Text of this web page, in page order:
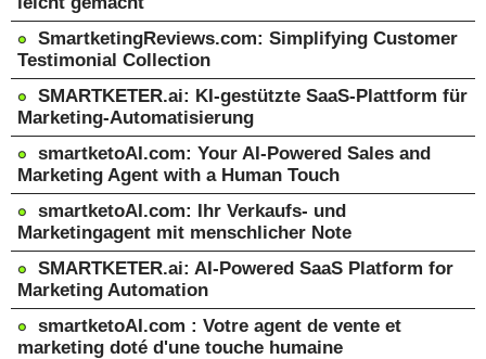
SmartketingReviews.com: Simplifying Customer
Testimonial Collection
SMARTKETER.ai: KI-gestützte SaaS-Plattform für
Marketing-Automatisierung
smartketoAI.com: Your AI-Powered Sales and
Marketing Agent with a Human Touch
smartketoAI.com: Ihr Verkaufs- und
Marketingagent mit menschlicher Note
SMARTKETER.ai: AI-Powered SaaS Platform for
Marketing Automation
smartketoAI.com : Votre agent de vente et
marketing doté d'une touche humaine